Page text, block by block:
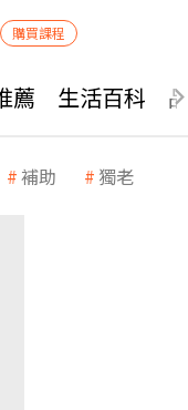
購買課程
薦 生活百科
補助 獨老